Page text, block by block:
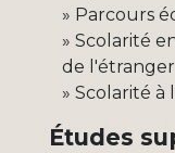
Parcours
Scolarité
de l'étranger
Scolarité à
Études